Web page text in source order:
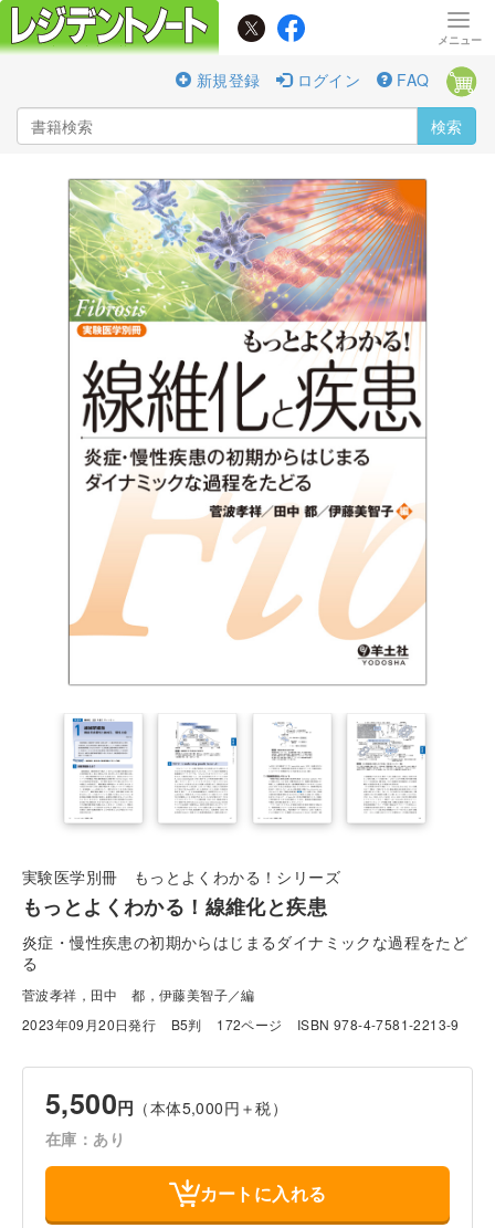
新規登録 ログイン FAQ
検索
実験医学別冊 もっとよくわかる！シリーズ
もっとよくわかる！線維化と疾患
炎症・慢性疾患の初期からはじまるダイナミックな過程をたど
る
菅波孝祥，田中 都，伊藤美智子／編
2023年09月20日発行
B5判 172ページ ISBN 978-4-7581-2213-9
5,500円 （本体5,000円＋税）
在庫：あり
カートに入れる